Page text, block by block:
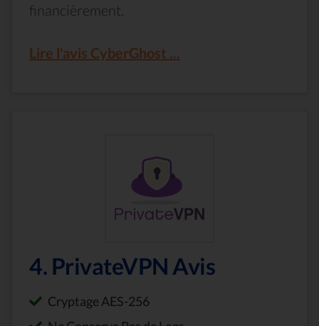
financièrement.
Lire l'avis CyberGhost ...
4. PrivateVPN Avis
Cryptage AES-256